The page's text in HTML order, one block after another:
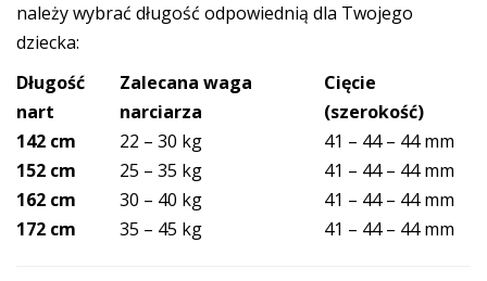
należy wybrać długość odpowiednią dla Twojego
dziecka:
Długość
nart
Zalecana waga
narciarza
Cięcie
(szerokość)
142 cm
22 – 30 kg
41 – 44 – 44 mm
152 cm
25 – 35 kg
41 – 44 – 44 mm
162 cm
30 – 40 kg
41 – 44 – 44 mm
172 cm
35 – 45 kg 41 – 44 – 44 mm